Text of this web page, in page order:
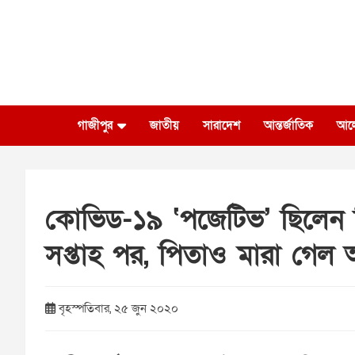
গাজীপুর জাতীয় সারাদেশ আন্তর্জাতিক
কোভিড-১৯ ‘পজেটিভ’
সপ্তাহ পর, পিতাও মারা
বৃহস্পতিবার, ২৫ জুন ২০২০